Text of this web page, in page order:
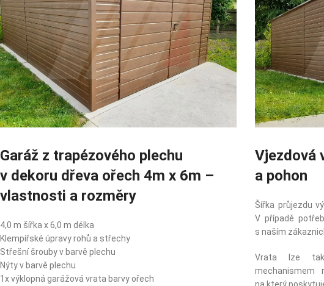
Garáž z trapézového plechu
v dekoru dřeva ořech 4m x 6m –
vlastnosti a rozměry
4,0 m šířka x 6,0 m délka
Klempířské úpravy rohů a střechy
Střešní šrouby v barvě plechu
Nýty v barvě plechu
1x výklopná garážová vrata barvy ořech
Vjezdová
a pohon
Šířka průjezdu
V případě
s naším
Vrata lze
mechanismem